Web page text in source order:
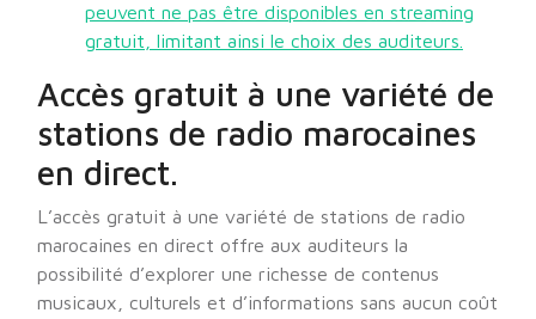
peuvent ne pas être disponibles en streaming
gratuit, limitant ainsi le choix des auditeurs.
Accès gratuit à une variété de
stations de radio marocaines
en direct.
L’accès gratuit à une variété de stations de radio
marocaines en direct offre aux auditeurs la
possibilité d’explorer une richesse de contenus
musicaux, culturels et d’informations sans aucun coût